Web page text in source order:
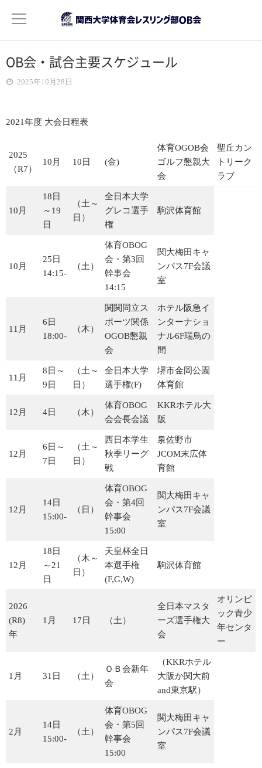
OB会について
ご挨拶
活動目的
役員紹介
記録
2022年度分
2020年度分
2018年度分
栄光の記録
60周年記念誌
お知らせ(直近)
現役予定(月次)
OB会・試合主要スケジュール
2025年10月28日
2021年度 大会日程表
2025
（R7）
10月 10日 (金)
体育OGOB会
ゴルフ懇親大
会
聖丘カン
トリーク
ラブ
10月
18日
～19
日
（土～
日）
全日本大学
グレコ選手
権
駒沢体育館
10月
25日
14:15-
（土）
体育OBOG
会・第3回
幹事会
14:15
関大梅田キャ
ンパス7F会議
室
11月
6日
18:00-
（木）
関関同立ス
ポーツ関係
OGOB懇親
会
ホテル阪急イ
ンターナショ
ナル6F瑞鳥の
間
11月
8日～
9日
（土～
日）
全日本大学
選手権(F)
堺市金岡公園
体育館
12月 4日 （木）
体育OBOG
会会長会議
KKRホテル大
阪
12月
6日～
7日
（土～
日）
西日本学生
秋季リーグ
戦
泉佐野市
JCOM末広体
育館
12月
14日
15:00-
（日）
体育OBOG
会・第4回
幹事会
15:00
関大梅田キャ
ンパス7F会議
室
12月
18日
～21
日
（木～
日）
天皇杯全日
本選手権
(F,G,W)
駒沢体育館
2026
(R8)
年
1月 17日 （土）
全日本マスタ
ーズ選手権大
会
オリンピ
ック青少
年センタ
ー
1月 31日 （土）
ＯＢ会新年
会
（KKRホテル
大阪か関大前
and東京駅）
2月
14日
15:00-
（土）
体育OBOG
会・第5回
幹事会
15:00
関大梅田キャ
ンパス7F会議
室